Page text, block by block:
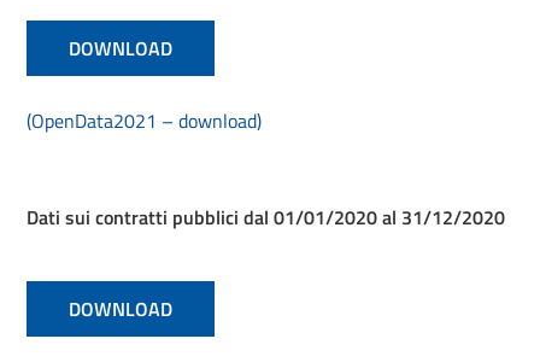
DOWNLOAD
(OpenData2021 – download)
Dati sui contratti pubblici dal 01/01/2020 al 31/12/2020
DOWNLOAD